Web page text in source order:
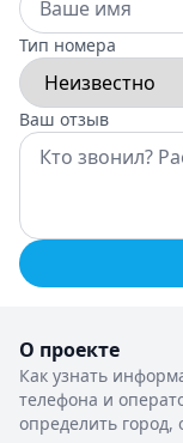
Тип номера
Ваш отзыв
О проекте
Как узнать
телефона и
определить город,